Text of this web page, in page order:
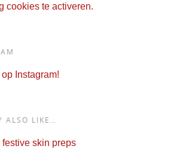
cookies te activeren.
Instagram!
ALSO LIKE…
festive skin preps